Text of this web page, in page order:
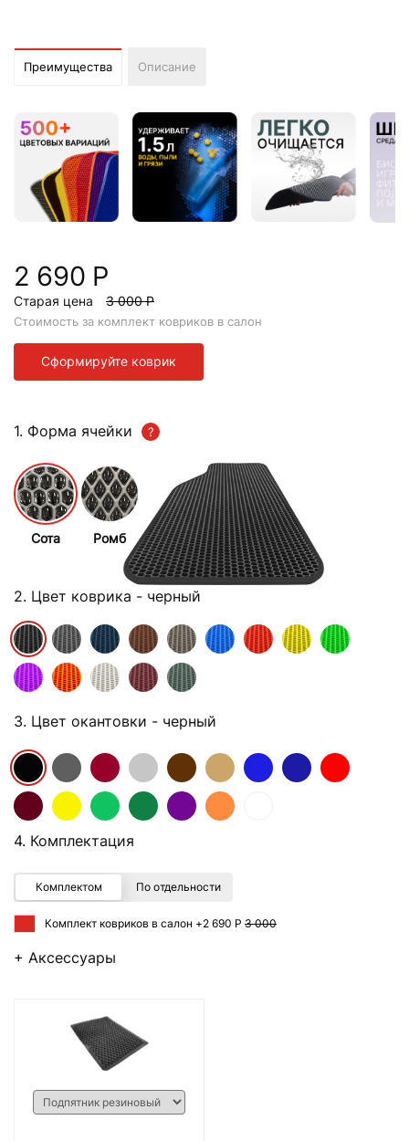
Преимущества Описание
2 690 Р
Старая цена 3 000 Р
Стоимость за комплект ковриков в салон
Сформируйте коврик
1. Форма ячейки
Сота Ромб
2. Цвет коврика - черный
3. Цвет окантовки - черный
4. Комплектация
Комплектом По отдельности
Комплект ковриков в салон +2 690 Р 3 000
+ Аксессуары